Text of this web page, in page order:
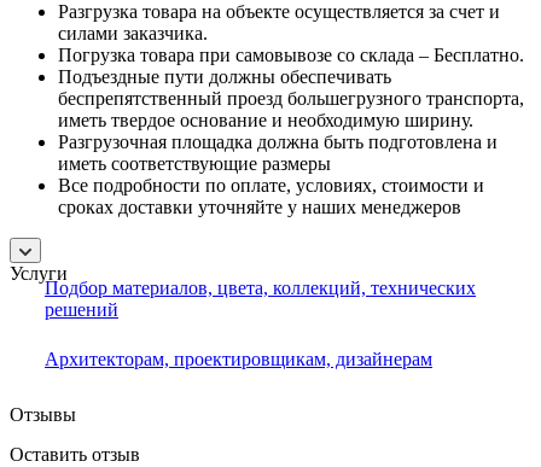
Разгрузка товара на объекте осуществляется за счет и
силами заказчика.
Погрузка товара при самовывозе со склада – Бесплатно.
Подъездные пути должны обеспечивать
беспрепятственный проезд большегрузного транспорта,
иметь твердое основание и необходимую ширину.
Разгрузочная площадка должна быть подготовлена и
иметь соответствующие размеры
Все подробности по оплате, условиях, стоимости и
сроках доставки уточняйте у наших менеджеров
Услуги
Подбор материалов, цвета, коллекций, технических
решений
Архитекторам, проектировщикам, дизайнерам
Отзывы
Оставить отзыв